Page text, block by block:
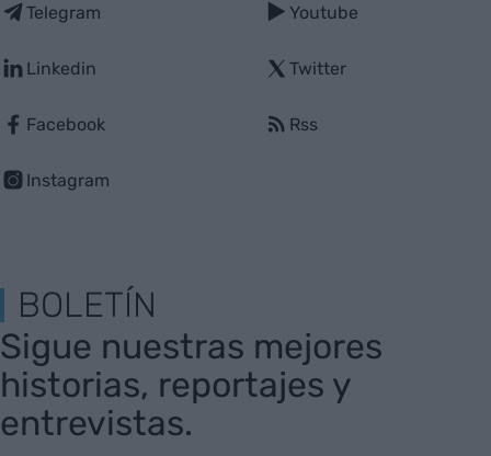
Telegram
Linkedin
Facebook
Instagram
Youtube
Twitter
Rss
BOLETÍN
Sigue nuestras mejores
historias, reportajes y
entrevistas.